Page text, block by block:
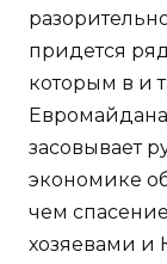
придется
которым в и
засовывает
экономике
чем
хозяевами и